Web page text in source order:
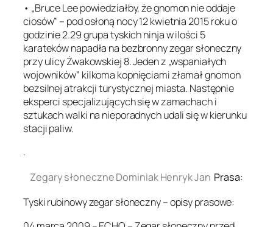
• „Bruce Lee powiedziałby, że gnomon nie oddaje
ciosów” – pod osłoną nocy 12 kwietnia 2015 roku o
godzinie 2.29 grupa tyskich ninja w ilości 5
karateków napadła na bezbronny zegar słoneczny
przy ulicy Żwakowskiej 8. Jeden z „wspaniałych
wojowników” kilkoma kopnięciami złamał gnomon
bezsilnej atrakcji turystycznej miasta. Następnie
eksperci specjalizujących się w zamachach i
sztukach walki na nieporadnych udali się w kierunku
stacji paliw.
.
Zegary słoneczne Dominiak Henryk Jan Prasa:
Tyski rubinowy zegar słoneczny – opisy prasowe: